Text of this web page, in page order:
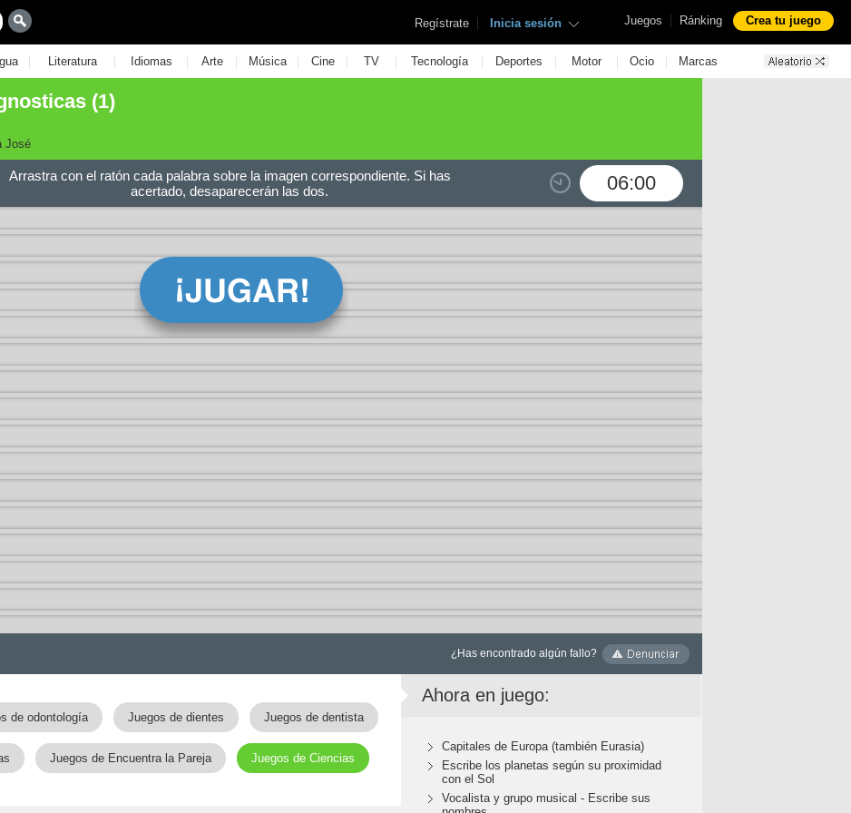
Juegos | Ránking Crea tu juego
Regístrate | Inicia sesión
| Literatura | Idiomas | Arte | Música | Cine | TV | Tecnología | Deportes | Motor | Ocio | Marcas
(1)
José
06:00
Arrastra con el ratón cada palabra sobre la imagen correspondiente. Si has
acertado, desaparecerán las dos.
¿Has encontrado algún fallo?
de odontología Juegos de dientes Juegos de dentista
Juegos de Encuentra la Pareja Juegos de Ciencias
Ahora en juego:
Capitales de Europa (también Eurasia)
Escribe los planetas según su proximidad
con el Sol
Vocalista y grupo musical - Escribe sus